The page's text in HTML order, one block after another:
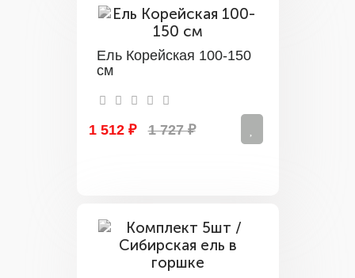
Ель Корейская 100-150
см
1 512 ₽ 1 727 ₽